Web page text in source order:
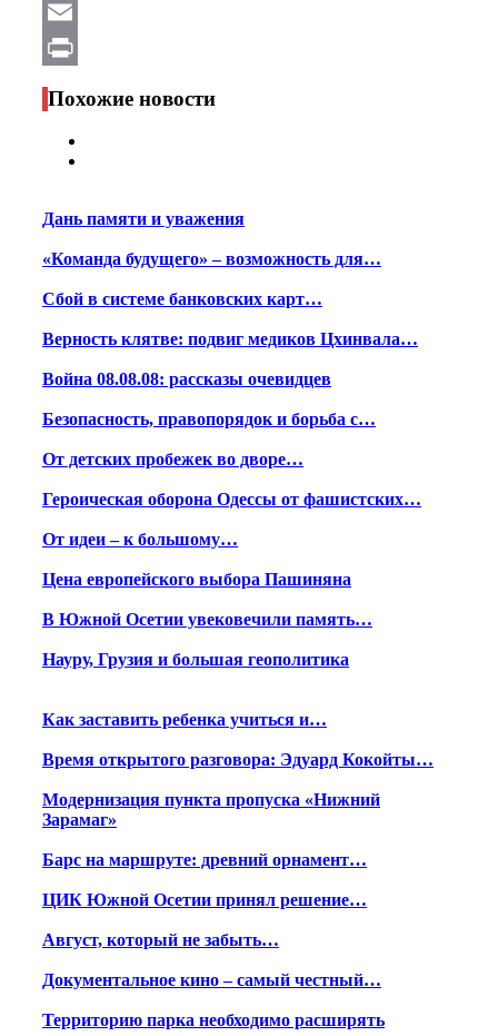
WhatsApp
Email
Print
Похожие новости
Дань памяти и уважения
«Команда будущего» – возможность для…
Сбой в системе банковских карт…
Верность клятве: подвиг медиков Цхинвала…
Война 08.08.08: рассказы очевидцев
Безопасность, правопорядок и борьба с…
От детских пробежек во дворе…
Героическая оборона Одессы от фашистских…
От идеи – к большому…
Цена европейского выбора Пашиняна
В Южной Осетии увековечили память…
Науру, Грузия и большая геополитика
Как заставить ребенка учиться и…
Время открытого разговора: Эдуард Кокойты…
Модернизация пункта пропуска «Нижний
Зарамаг»
Барс на маршруте: древний орнамент…
ЦИК Южной Осетии принял решение…
Август, который не забыть…
Документальное кино – самый честный…
Территорию парка необходимо расширять